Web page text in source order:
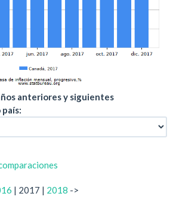
anteriores y siguientes
| 2017 | 2018 ->